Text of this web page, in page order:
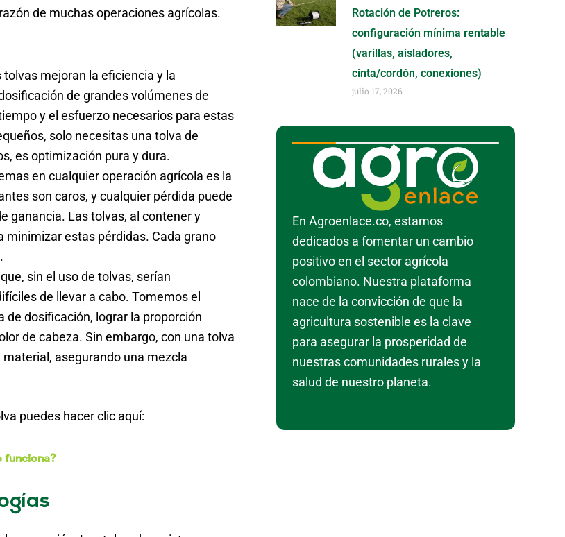
de muchas operaciones agrícolas.
tolvas mejoran la eficiencia y la
de grandes volúmenes de
y el esfuerzo necesarios para estas
solo necesitas una tolva de
es optimización pura y dura.
en cualquier operación agrícola es la
son caros, y cualquier pérdida puede
ganancia. Las tolvas, al contener y
estas pérdidas. Cada grano
sin el uso de tolvas, serían
de llevar a cabo. Tomemos el
dosificación, lograr la proporción
de cabeza. Sin embargo, con una tolva
asegurando una mezcla
puedes hacer clic aquí:
funciona?
Rotación de Potreros:
configuración mínima rentable
(varillas, aisladores,
cinta/cordón, conexiones)
julio 17, 2026
En Agroenlace.co, estamos
dedicados a fomentar un cambio
positivo en el sector agrícola
colombiano. Nuestra plataforma
nace de la convicción de que la
agricultura sostenible es la clave
para asegurar la prosperidad de
nuestras comunidades rurales y la
salud de nuestro planeta.